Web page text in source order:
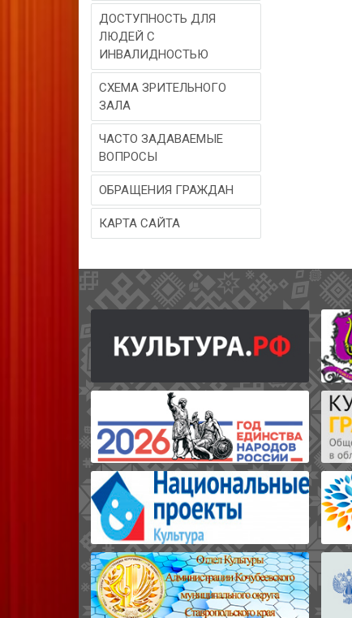
ДОСТУПНОСТЬ ДЛЯ
ЛЮДЕЙ С
ИНВАЛИДНОСТЬЮ
СХЕМА ЗРИТЕЛЬНОГО
ЗАЛА
ЧАСТО ЗАДАВАЕМЫЕ
ВОПРОСЫ
ОБРАЩЕНИЯ ГРАЖДАН
КАРТА САЙТА